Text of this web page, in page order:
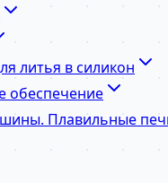
литья в силикон
обеспечение
Плавильные